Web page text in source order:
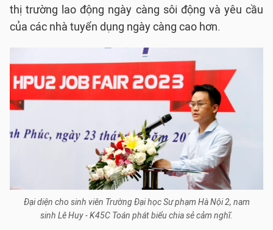
thị trường lao động ngày càng sôi động và yêu cầu
của các nhà tuyển dụng ngày càng cao hơn.
Đại diện cho sinh viên Trường Đại học Sư phạm Hà Nội 2, nam
sinh Lê Huy - K45C Toán phát biểu chia sẻ cảm nghĩ.